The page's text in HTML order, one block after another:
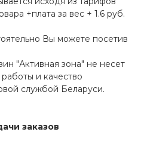
+плата за вес + 1.6 руб.
Вы можете посетив
"Активная зона" не несет
работы и качество
службой Беларуси.
заказов